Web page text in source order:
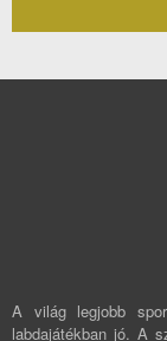
A világ legjobb
labdajátékban jó. A